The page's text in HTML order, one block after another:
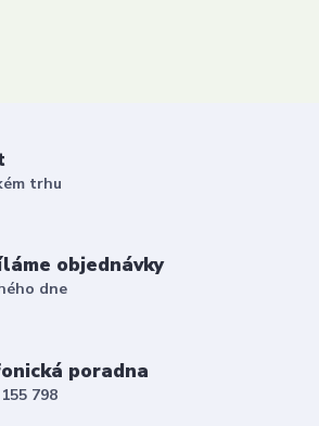
trhu
objednávky
dne
poradna
798